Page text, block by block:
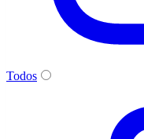
Todos